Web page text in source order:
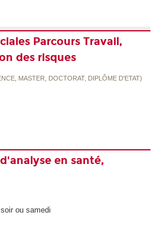
Parcours Travail,
des risques
MASTER, DOCTORAT, DIPLÔME D'ETAT)
en santé,
ou samedi